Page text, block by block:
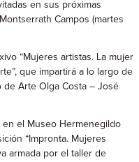
en sus próximas
Campos (martes
“Mujeres artistas. La mujer
que impartirá a lo largo de
de Arte Olga Costa – José
en el Museo Hermenegildo
“Impronta. Mujeres
armada por el taller de